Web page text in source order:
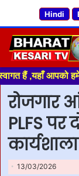
Hindi
हमेशा ताजा
रोजगार
PLFS पर
कार्यशाला
13/03/2026